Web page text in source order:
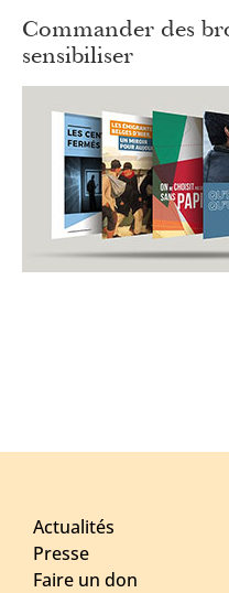
Commander des
sensibiliser
Actualités
Presse
Faire un don